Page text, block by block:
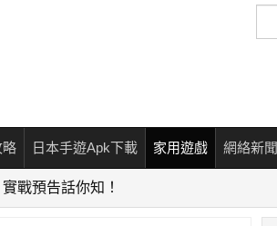
尋
略 日本手遊Apk下載 家用遊戲 網絡新聞
戰預告話你知！